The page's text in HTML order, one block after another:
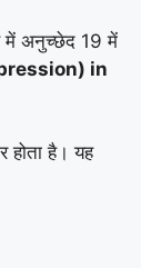
में अनुच्छेद 19 में
in
होता है। यह